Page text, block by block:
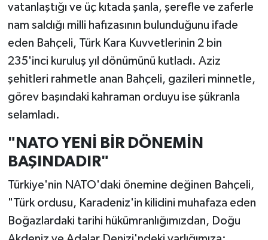
vatanlaştığı ve üç kıtada şanla, şerefle ve zaferle
nam saldığı milli hafızasının bulunduğunu ifade
eden Bahçeli, Türk Kara Kuvvetlerinin 2 bin
235'inci kuruluş yıl dönümünü kutladı. Aziz
şehitleri rahmetle anan Bahçeli, gazileri minnetle,
görev başındaki kahraman orduyu ise şükranla
selamladı.
"NATO YENİ BİR DÖNEMİN
BAŞINDADIR"
Türkiye'nin NATO'daki önemine değinen Bahçeli,
"Türk ordusu, Karadeniz'in kilidini muhafaza eden
Boğazlardaki tarihi hükümranlığımızdan, Doğu